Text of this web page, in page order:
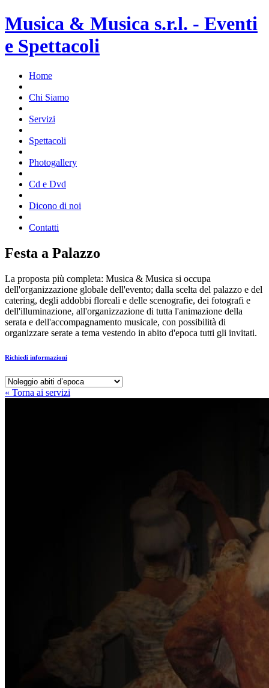
Musica & Musica s.r.l. - Eventi
e Spettacoli
Home
Chi Siamo
Servizi
Spettacoli
Photogallery
Cd e Dvd
Dicono di noi
Contatti
Festa a Palazzo
La proposta più completa: Musica & Musica si occupa
dell'organizzazione globale dell'evento; dalla scelta del palazzo e del
catering, degli addobbi floreali e delle scenografie, dei fotografi e
dell'illuminazione, all'organizzazione di tutta l'animazione della
serata e dell'accompagnamento musicale, con possibilità di
organizzare serate a tema vestendo in abito d'epoca tutti gli invitati.
Richiedi informazioni
« Torna ai servizi